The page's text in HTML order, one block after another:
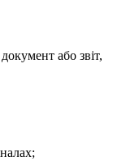
або звіт,